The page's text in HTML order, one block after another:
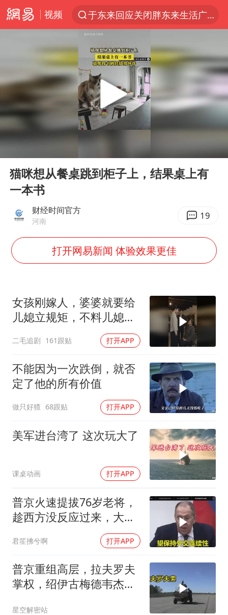
视频
于东来回应关闭胖东来生活广场店
白海豚登陆强度略强于巴威
《披荆斩棘2026》阵容官宣
杭州机场已取消航班388架次
浙江省委书记：该停下的坚决停下来
中国籍豪华游艇富商之子在泰国被杀
美将每月供乌爱国者拦截导弹
白海豚北上或致京津冀暴雨
新疆一婚礼线上邀请引热议
《龙餐馆》 冲奖
上门女婿出轨女邻居多年被判重婚罪
构建更高水平的全民健身公共服务体系
韩军前线部队连曝丑闻
奋力开创中国式现代化建设新局面
Play
猫咪想从餐桌跳到柜子上，结果桌上有
一本书
财经时间官方
河南 19
打开网易新闻 体验效果更佳
女孩刚嫁人，婆婆就要给
儿媳立规矩，不料儿媳不
二毛追剧 161跟贴 打开APP
不能因为一次跌倒，就否
定了他的所有价值
做只好猹 68跟贴 打开APP
美军进台湾了 这次玩大了
课桌动画 打开APP
普京火速提拔76岁老将，
趁西方没反应过来，大鹅
君笙拂兮啊 打开APP
普京重组高层，拉夫罗夫
掌权，绍伊古梅德韦杰夫
星空解密站